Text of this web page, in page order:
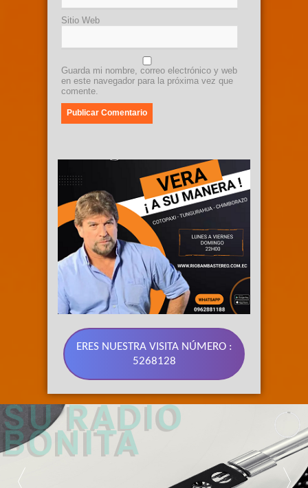
Sitio Web
Guarda mi nombre, correo electrónico y web
en este navegador para la próxima vez que
comente.
ERES NUESTRA VISITA NÚMERO :
5268128
89.3 FM
SU RADIO